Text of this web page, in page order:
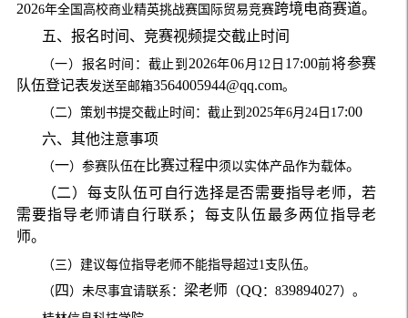
2026年全国高校商业精英挑战赛国际贸易竞赛跨境电商赛道。
五、报名时间、竞赛视频提交截止时间
（一）报名时间：截止到 2026年06 月 12 日 17:00前将参赛
队伍登记表发送至邮箱3564005944@qq.com。
（二）策划书提交截止时间：截止到 2025年6月 24日 17:00
六、其他注意事项
（一）参赛队伍在比赛过程中须以实体产品作为载体。
（二） 每支队伍可自行选择是否需要指导老师，若
需要指导老师请自行联系；每支队伍最多两位指导老
师。
（三）建议每位指导老师不能指导超过1 支队伍。
（四 ）未尽事宜请联系： 梁老师 （QQ ： 839894027）。